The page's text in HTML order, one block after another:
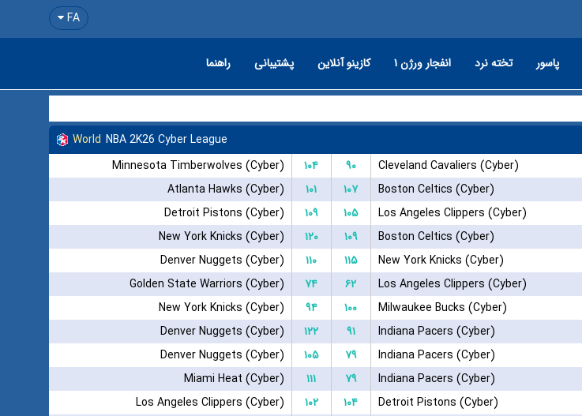
FA
پاسور تخته نرد انفجار ورژن ۱ کازینو آنلاین پشتیبانی راهنما
World NBA 2K26 Cyber League
Minnesota Timberwolves (Cyber)
۱۰۴ ۹۰ Cleveland Cavaliers (Cyber)
Atlanta Hawks (Cyber)
۱۰۱ ۱۰۷ Boston Celtics (Cyber)
Detroit Pistons (Cyber)
۱۰۹ ۱۰۵ Los Angeles Clippers (Cyber)
New York Knicks (Cyber)
۱۲۰ ۱۰۹ Boston Celtics (Cyber)
Denver Nuggets (Cyber)
۱۱۰ ۱۱۵ New York Knicks (Cyber)
Golden State Warriors (Cyber)
۷۴ ۶۲ Los Angeles Clippers (Cyber)
New York Knicks (Cyber)
۹۴ ۱۰۰ Milwaukee Bucks (Cyber)
Denver Nuggets (Cyber)
۱۲۲ ۹۱ Indiana Pacers (Cyber)
Denver Nuggets (Cyber)
۱۰۵ ۷۹ Indiana Pacers (Cyber)
Miami Heat (Cyber)
۱۱۱ ۷۹ Indiana Pacers (Cyber)
Los Angeles Clippers (Cyber)
۱۰۲ ۱۰۴ Detroit Pistons (Cyber)